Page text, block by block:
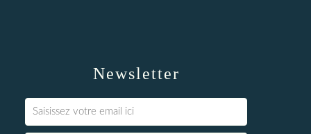
Newsletter